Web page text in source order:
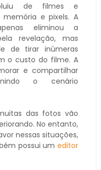
de filmes e
e pixels. A
eliminou a
revelação, mas
de tirar inúmeras
o custo do filme. A
e compartilhar
o cenário
das fotos vão
No entanto,
nessas situações,
possui umeditor